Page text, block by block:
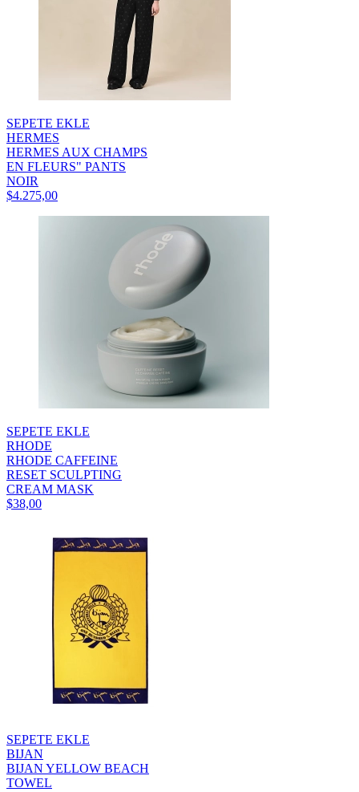
SEPETE EKLE
HERMES
HERMES AUX CHAMPS
EN FLEURS" PANTS
NOIR
$4.275,00
SEPETE EKLE
RHODE
RHODE CAFFEINE
RESET SCULPTING
CREAM MASK
$38,00
SEPETE EKLE
BIJAN
BIJAN YELLOW BEACH
TOWEL